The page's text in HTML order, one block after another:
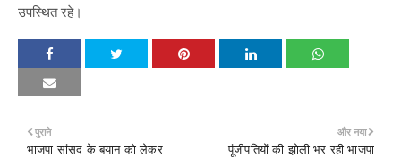
उपस्थित रहे।
और नया
पूंजीपतियों की झोली भर रही भाजपा
पुराने
भाजपा सांसद के बयान को लेकर